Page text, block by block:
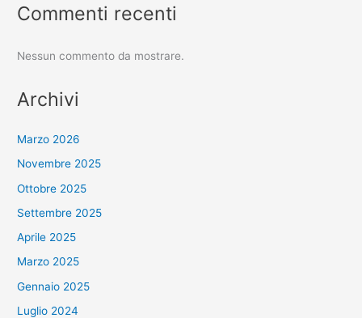
Commenti recenti
Nessun commento da mostrare.
Archivi
Marzo 2026
Novembre 2025
Ottobre 2025
Settembre 2025
Aprile 2025
Marzo 2025
Gennaio 2025
Luglio 2024